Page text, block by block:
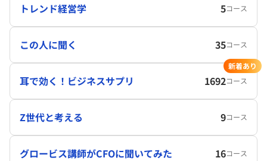
トレンド経営学 5コース
この人に聞く 35コース
耳で効く！ビジネスサプリ 1692コース
新着あり
Z世代と考える 9コース
グロービス講師がCFOに聞いてみた 16コース